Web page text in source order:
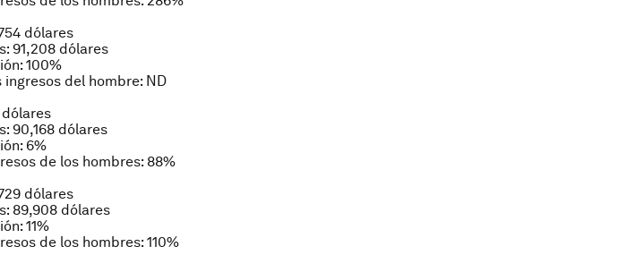
dólares
91,208 dólares
100%
del hombre: ND
dólares
90,168 dólares
6%
de los hombres: 88%
dólares
89,908 dólares
11%
de los hombres: 110%